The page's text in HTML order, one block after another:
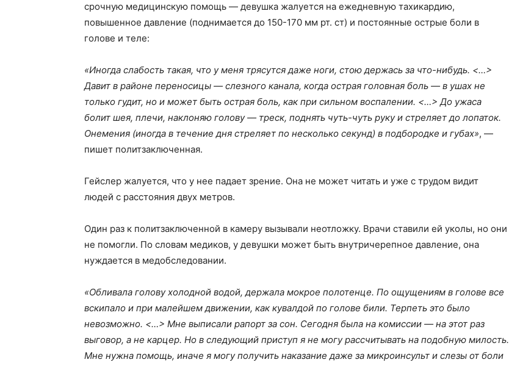
срочную медицинскую помощь — девушка жалуется на ежедневную тахикардию,
повышенное давление (поднимается до 150-170 мм рт. ст) и постоянные острые боли в
голове и теле:
«Иногда слабость такая, что у меня трясутся даже ноги, стою держась за что-нибудь. <…>
Давит в районе переносицы — слезного канала, когда острая головная боль — в ушах не
только гудит, но и может быть острая боль, как при сильном воспалении. <…> До ужаса
болит шея, плечи, наклоняю голову — треск, поднять чуть-чуть руку и стреляет до лопаток.
Онемения (иногда в течение дня стреляет по несколько секунд) в подбородке и губах», —
пишет политзаключенная.
Гейслер жалуется, что у нее падает зрение. Она не может читать и уже с трудом видит
людей с расстояния двух метров.
Один раз к политзаключенной в камеру вызывали неотложку. Врачи ставили ей уколы, но они
не помогли. По словам медиков, у девушки может быть внутричерепное давление, она
нуждается в медобследовании.
«Обливала голову холодной водой, держала мокрое полотенце. По ощущениям в голове все
вскипало и при малейшем движении, как кувалдой по голове били. Терпеть это было
невозможно. <…> Мне выписали рапорт за сон. Сегодня была на комиссии — на этот раз
выговор, а не карцер. Но в следующий приступ я не могу рассчитывать на подобную милость.
Мне нужна помощь, иначе я могу получить наказание даже за микроинсульт и слезы от боли